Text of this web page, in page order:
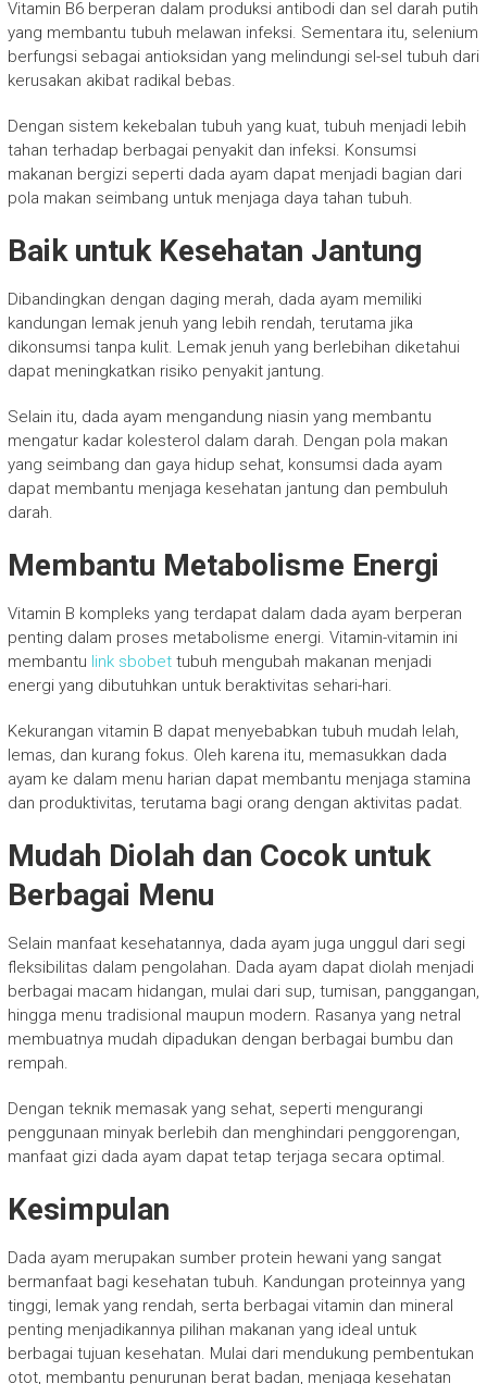
Vitamin B6 berperan dalam produksi antibodi dan sel darah putih
yang membantu tubuh melawan infeksi. Sementara itu, selenium
berfungsi sebagai antioksidan yang melindungi sel-sel tubuh dari
kerusakan akibat radikal bebas.
Dengan sistem kekebalan tubuh yang kuat, tubuh menjadi lebih
tahan terhadap berbagai penyakit dan infeksi. Konsumsi
makanan bergizi seperti dada ayam dapat menjadi bagian dari
pola makan seimbang untuk menjaga daya tahan tubuh.
Baik untuk Kesehatan Jantung
Dibandingkan dengan daging merah, dada ayam memiliki
kandungan lemak jenuh yang lebih rendah, terutama jika
dikonsumsi tanpa kulit. Lemak jenuh yang berlebihan diketahui
dapat meningkatkan risiko penyakit jantung.
Selain itu, dada ayam mengandung niasin yang membantu
mengatur kadar kolesterol dalam darah. Dengan pola makan
yang seimbang dan gaya hidup sehat, konsumsi dada ayam
dapat membantu menjaga kesehatan jantung dan pembuluh
darah.
Membantu Metabolisme Energi
Vitamin B kompleks yang terdapat dalam dada ayam berperan
penting dalam proses metabolisme energi. Vitamin-vitamin ini
membantu link sbobet tubuh mengubah makanan menjadi
energi yang dibutuhkan untuk beraktivitas sehari-hari.
Kekurangan vitamin B dapat menyebabkan tubuh mudah lelah,
lemas, dan kurang fokus. Oleh karena itu, memasukkan dada
ayam ke dalam menu harian dapat membantu menjaga stamina
dan produktivitas, terutama bagi orang dengan aktivitas padat.
Mudah Diolah dan Cocok untuk
Berbagai Menu
Selain manfaat kesehatannya, dada ayam juga unggul dari segi
fleksibilitas dalam pengolahan. Dada ayam dapat diolah menjadi
berbagai macam hidangan, mulai dari sup, tumisan, panggangan,
hingga menu tradisional maupun modern. Rasanya yang netral
membuatnya mudah dipadukan dengan berbagai bumbu dan
rempah.
Dengan teknik memasak yang sehat, seperti mengurangi
penggunaan minyak berlebih dan menghindari penggorengan,
manfaat gizi dada ayam dapat tetap terjaga secara optimal.
Kesimpulan
Dada ayam merupakan sumber protein hewani yang sangat
bermanfaat bagi kesehatan tubuh. Kandungan proteinnya yang
tinggi, lemak yang rendah, serta berbagai vitamin dan mineral
penting menjadikannya pilihan makanan yang ideal untuk
berbagai tujuan kesehatan. Mulai dari mendukung pembentukan
otot, membantu penurunan berat badan, menjaga kesehatan